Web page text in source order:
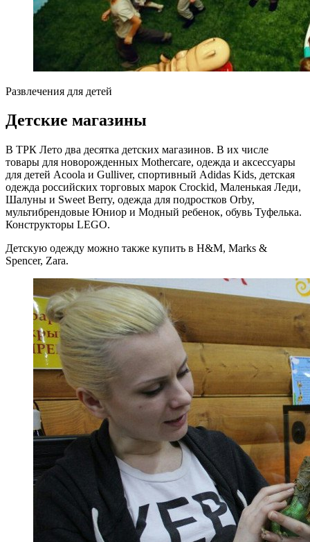
Развлечения для детей
Детские магазины
В ТРК Лето два десятка детских магазинов. В их числе
товары для новорожденных Mothercare, одежда и аксессуары
для детей Acoola и Gulliver, спортивный Adidas Kids, детская
одежда российских торговых марок Crockid, Маленькая Леди,
Шалуны и Sweet Berry, одежда для подростков Orby,
мультибрендовые Юниор и Модный ребенок, обувь Туфелька.
Конструкторы LEGO.
Детскую одежду можно также купить в H&M, Marks &
Spencer, Zara.